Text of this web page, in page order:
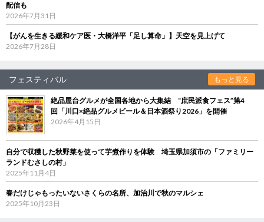
配信も
2026年7月31日
【がんを生きる緩和ケア医・大橋洋平「足し算命」】天空を見上げて
2026年7月28日
フェスティバル もっと見る
絶品屋台グルメが全国各地から大集結 “庶民派食フェス”第4
回「川口×絶品グルメビール＆日本酒祭り2026」を開催
2026年4月15日
自分で収穫した秋野菜を使って芋煮作りを体験 埼玉県加須市の「ファミリー
ランドむさしの村」
2025年11月4日
春だけじゃもったいないさくらの名所、加治川で秋のマルシェ
2025年10月23日